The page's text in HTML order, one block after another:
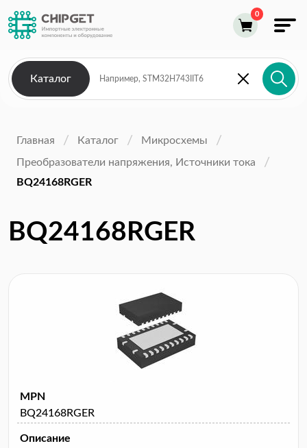
Каталог
Главная Каталог
Микросхемы
Преобразователи напряжения, Источники тока
BQ24168RGER
BQ24168RGER
MPN
BQ24168RGER
Описание